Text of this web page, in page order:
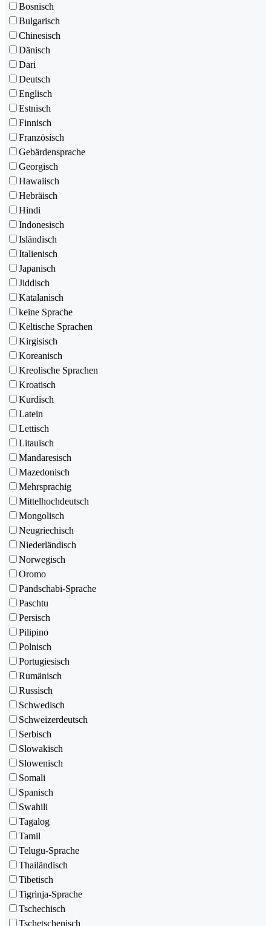
Bosnisch
Bulgarisch
Chinesisch
Dänisch
Dari
Deutsch
Englisch
Estnisch
Finnisch
Französisch
Gebärdensprache
Georgisch
Hawaiisch
Hebräisch
Hindi
Indonesisch
Isländisch
Italienisch
Japanisch
Jiddisch
Katalanisch
keine Sprache
Keltische Sprachen
Kirgisisch
Koreanisch
Kreolische Sprachen
Kroatisch
Kurdisch
Latein
Lettisch
Litauisch
Mandaresisch
Mazedonisch
Mehrsprachig
Mittelhochdeutsch
Mongolisch
Neugriechisch
Niederländisch
Norwegisch
Oromo
Pandschabi-Sprache
Paschtu
Persisch
Pilipino
Polnisch
Portugiesisch
Rumänisch
Russisch
Schwedisch
Schweizerdeutsch
Serbisch
Slowakisch
Slowenisch
Somali
Spanisch
Swahili
Tagalog
Tamil
Telugu-Sprache
Thailändisch
Tibetisch
Tigrinja-Sprache
Tschechisch
Tschetschenisch